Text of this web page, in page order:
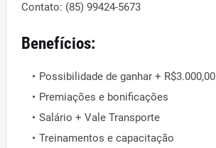
Contato: (85) 99424-5673
Benefícios:
Possibilidade de ganhar + R$3.000,00
Premiações e bonificações
Salário + Vale Transporte
Treinamentos e capacitação